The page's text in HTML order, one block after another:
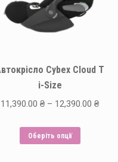
Cybex Cloud T
i-Size
11,390.00 ₴ – 12,390.00 ₴Price
Оберіть опції